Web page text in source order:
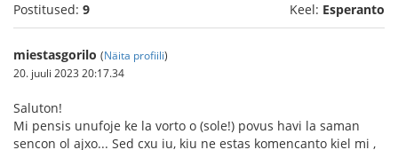
Postitused: 9 Keel: Esperanto
miestasgorilo (Näita profiili)
20. juuli 2023 20:17.34
Saluton!
Mi pensis unufoje ke la vorto o (sole!) povus havi la saman
sencon ol ajxo... Sed cxu iu, kiu ne estas komencanto kiel mi ,